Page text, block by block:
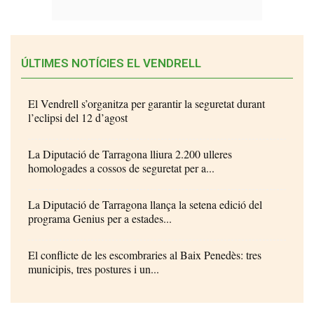
ÚLTIMES NOTÍCIES EL VENDRELL
El Vendrell s’organitza per garantir la seguretat durant
l’eclipsi del 12 d’agost
La Diputació de Tarragona lliura 2.200 ulleres
homologades a cossos de seguretat per a...
La Diputació de Tarragona llança la setena edició del
programa Genius per a estades...
El conflicte de les escombraries al Baix Penedès: tres
municipis, tres postures i un...